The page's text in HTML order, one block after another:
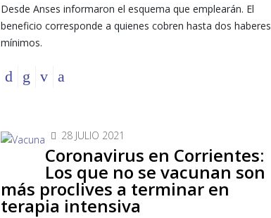
Desde Anses informaron el esquema que emplearán. El
beneficio corresponde a quienes cobren hasta dos haberes
mínimos.
28 JULIO 2021
Coronavirus en Corrientes:
Los que no se vacunan son
más proclives a terminar en
terapia intensiva